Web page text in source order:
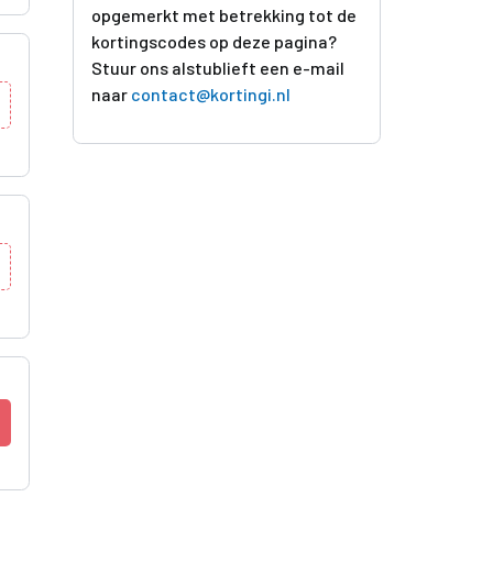
opgemerkt met betrekking tot de
kortingscodes op deze pagina?
Stuur ons alstublieft een e-mail
naar contact@kortingi.nl